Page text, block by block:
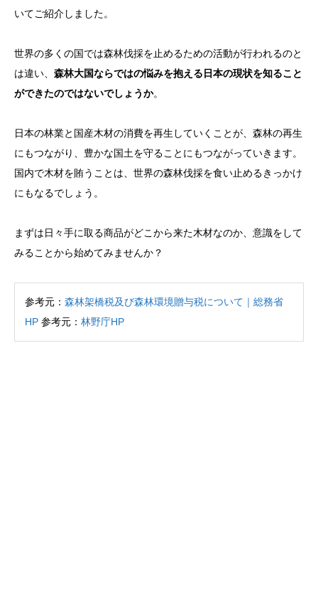
いてご紹介しました。
世界の多くの国では森林伐採を止めるための活動が行われるのと
は違い、 森林大国ならではの悩みを抱える日本の現状を知ること
ができたのではないでしょうか。
日本の林業と国産木材の消費を再生していくことが、森林の再生
にもつながり、豊かな国土を守ることにもつながっていきます。
国内で木材を賄うことは、世界の森林伐採を食い止めるきっかけ
にもなるでしょう。
まずは日々手に取る商品がどこから来た木材なのか、意識をして
みることから始めてみませんか？
参考元： 森林架橋税及び森林環境贈与税について｜総務省
HP 参考元： 林野庁HP